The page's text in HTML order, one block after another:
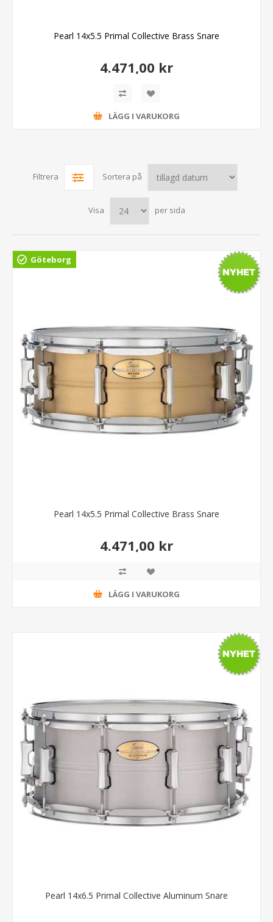
Pearl 14x5.5 Primal Collective Brass Snare
4.471,00 kr
LÄGG I VARUKORG
Filtrera Sortera på
Visa per sida
Göteborg
Pearl 14x5.5 Primal Collective Brass Snare
4.471,00 kr
LÄGG I VARUKORG
Pearl 14x6.5 Primal Collective Aluminum Snare